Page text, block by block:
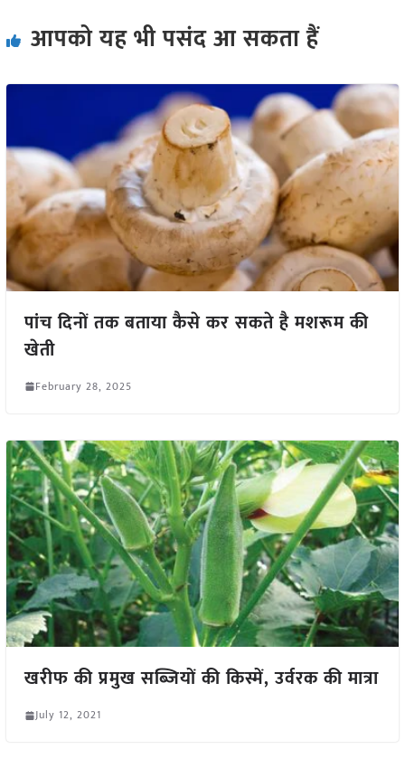
आपको यह भी पसंद आ सकता हैं
पांच दिनों तक बताया कैसे कर सकते है मशरूम की
खेती
February 28, 2025
खरीफ की प्रमुख सब्जियों की किस्में, उर्वरक की मात्रा
July 12, 2021